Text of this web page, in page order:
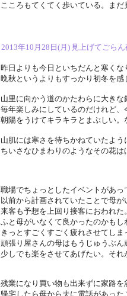
こころもてくてく歩いている。ま
2013年10月28日(月) 見上げてごら
昨日よりも今日といちだんと寒く
晩秋というよりもすっかり初冬を
山里に向かう道のかたわらに大きな
毎年楽しみにしているのだけれど
朝陽をうけてキラキラとまぶしい
山肌には寒さを待ちかねていたよ
ちいさなひまわりのようなその花
職場でちょっとしたイベントがあ
以前から計画されていたことで母
来客も予想を上回り接客におわれ
ふと母がいなくて良かったのかもし
きっとすごくすごく疲れさせてし
頑張り屋さんの母はもうじゅうぶ
少しでも楽をさせてあげたい。そ
残業になり買い物も出来ずに家路
帰宅したら母から夫に電話があった